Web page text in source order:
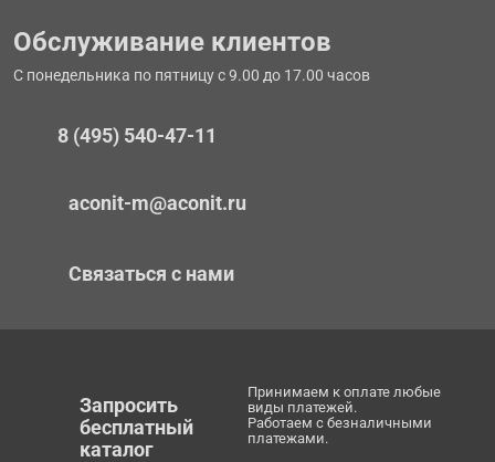
Обслуживание клиентов
С понедельника по пятницу с 9.00 до 17.00 часов
8 (495) 540-47-11
aconit-m@aconit.ru
Связаться с нами
Запросить
бесплатный
каталог
Принимаем к оплате любые
виды платежей.
Работаем с безналичными
платежами.